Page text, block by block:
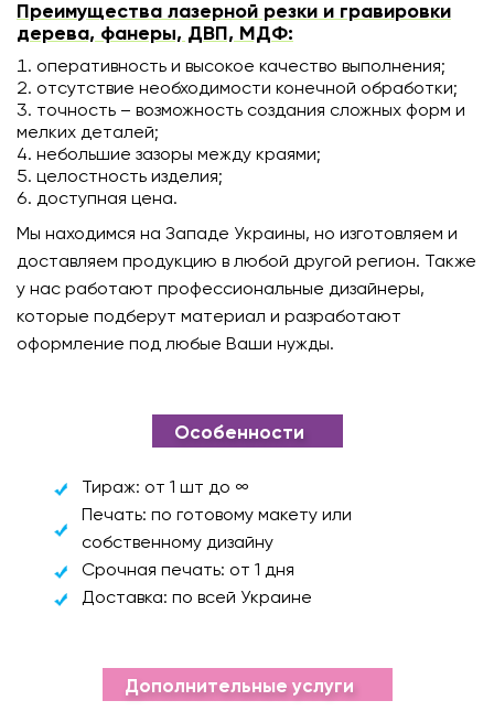
Преимущества лазерной резки и гравировки
дерева, фанеры, ДВП, МДФ:
оперативность и высокое качество выполнения;
отсутствие необходимости конечной обработки;
точность – возможность создания сложных форм и
мелких деталей;
небольшие зазоры между краями;
целостность изделия;
доступная цена.
Мы находимся на Западе Украины, но изготовляем и
доставляем продукцию в любой другой регион. Также
у нас работают профессиональные дизайнеры,
которые подберут материал и разработают
оформление под любые Ваши нужды.
Особенности
Тираж: от 1 шт до ∞
Печать: по готовому макету или
собственному дизайну
Срочная печать: от 1 дня
Доставка: по всей Украине
Дополнительные услуги